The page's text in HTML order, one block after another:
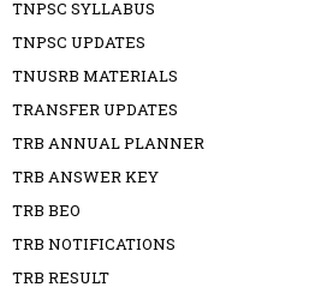
TNPSC SYLLABUS
TNPSC UPDATES
TNUSRB MATERIALS
TRANSFER UPDATES
TRB ANNUAL PLANNER
TRB ANSWER KEY
TRB BEO
TRB NOTIFICATIONS
TRB RESULT